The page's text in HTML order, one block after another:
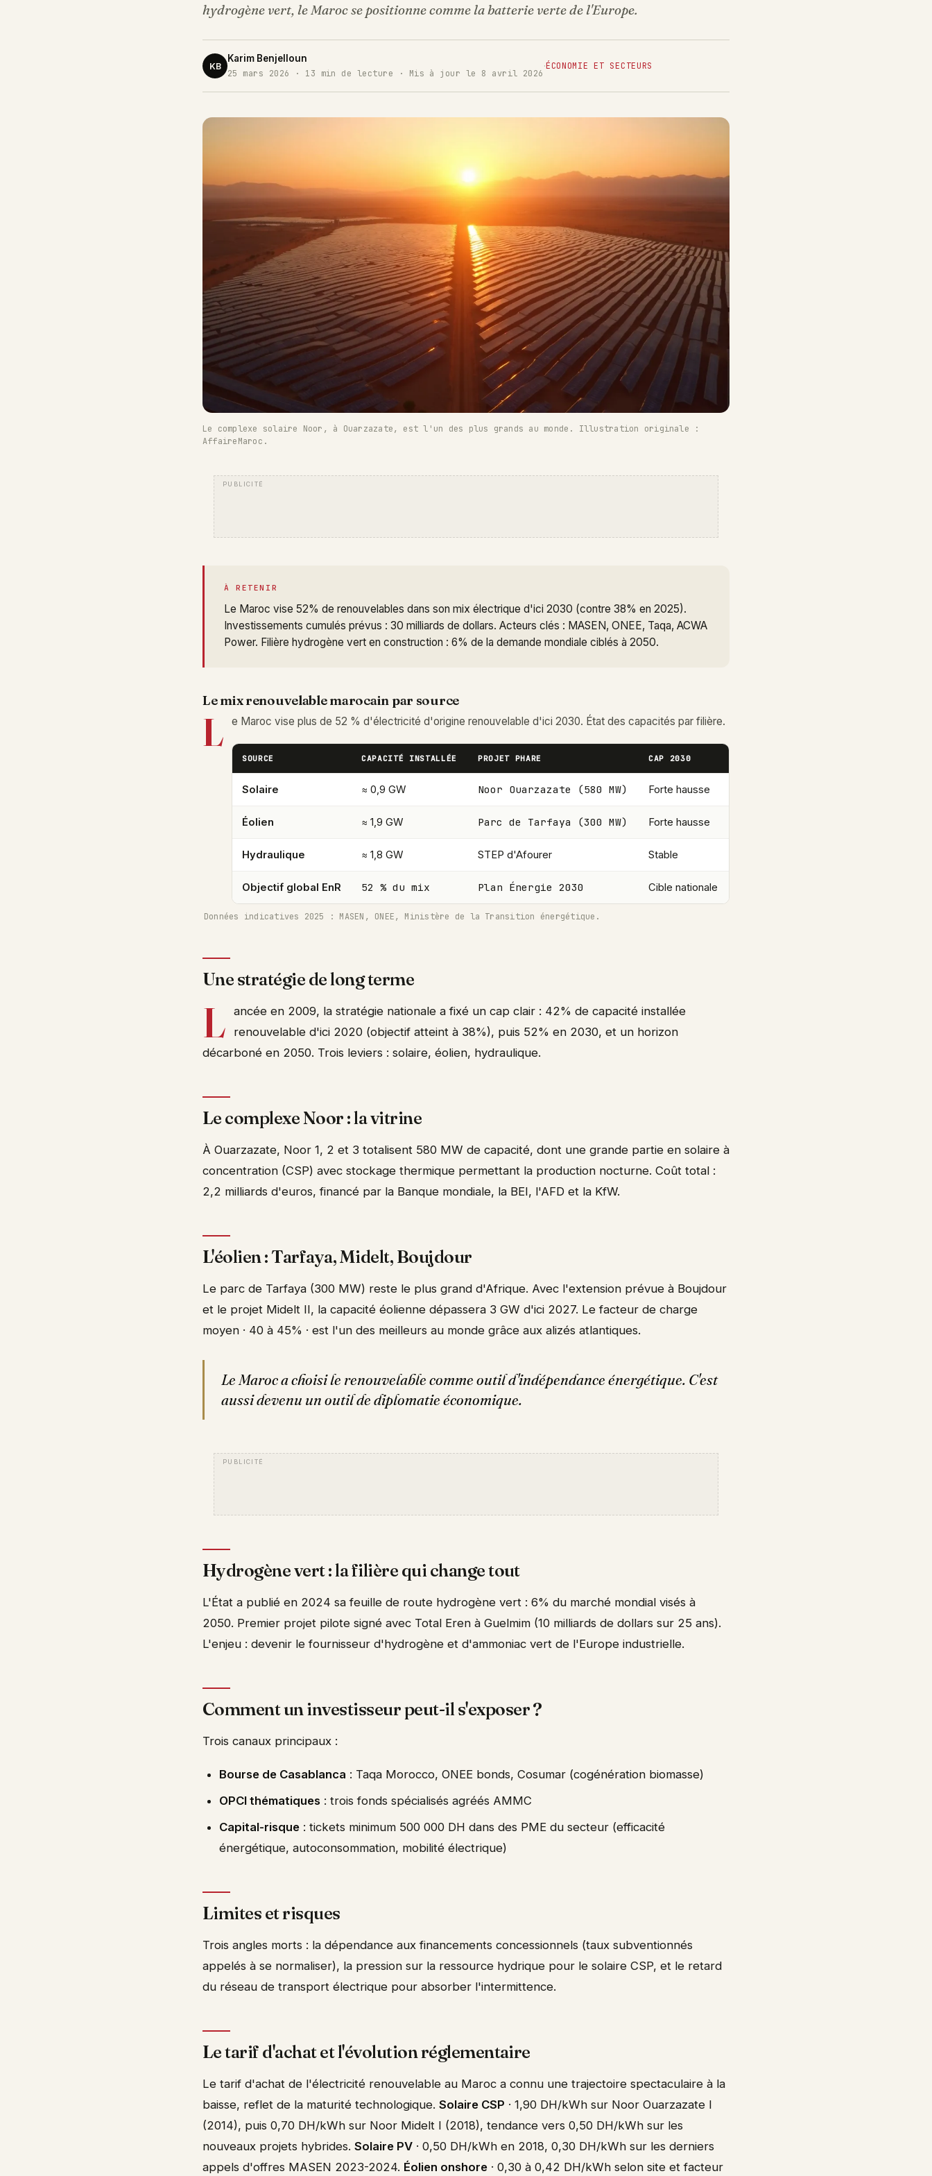
hydrogène vert, le Maroc se positionne comme la batterie verte de l'Europe.
KB
Karim Benjelloun
25 mars 2026 · 13 min de lecture · Mis à jour le 8 avril 2026
·ÉCONOMIE ET SECTEURS
Le complexe solaire Noor, à Ouarzazate, est l'un des plus grands au monde. Illustration originale :
AffaireMaroc.
À RETENIR
Le Maroc vise 52% de renouvelables dans son mix électrique d'ici 2030 (contre 38% en 2025).
Investissements cumulés prévus : 30 milliards de dollars. Acteurs clés : MASEN, ONEE, Taqa, ACWA
Power. Filière hydrogène vert en construction : 6% de la demande mondiale ciblés à 2050.
Le mix renouvelable marocain par source
L e Maroc vise plus de 52 % d'électricité d'origine renouvelable d'ici 2030. État des capacités par filière.
SOURCE CAPACITÉ INSTALLÉE PROJET PHARE CAP 2030
Solaire ≈ 0,9 GW Noor Ouarzazate (580 MW) Forte hausse
Éolien ≈ 1,9 GW Parc de Tarfaya (300 MW) Forte hausse
Hydraulique ≈ 1,8 GW STEP d'Afourer Stable
Objectif global EnR 52 % du mix Plan Énergie 2030 Cible nationale
Données indicatives 2025 : MASEN, ONEE, Ministère de la Transition énergétique.
Une stratégie de long terme
L ancée en 2009, la stratégie nationale a fixé un cap clair : 42% de capacité installée
renouvelable d'ici 2020 (objectif atteint à 38%), puis 52% en 2030, et un horizon
décarboné en 2050. Trois leviers : solaire, éolien, hydraulique.
Le complexe Noor : la vitrine
À Ouarzazate, Noor 1, 2 et 3 totalisent 580 MW de capacité, dont une grande partie en solaire à
concentration (CSP) avec stockage thermique permettant la production nocturne. Coût total :
2,2 milliards d'euros, financé par la Banque mondiale, la BEI, l'AFD et la KfW.
L'éolien : Tarfaya, Midelt, Boujdour
Le parc de Tarfaya (300 MW) reste le plus grand d'Afrique. Avec l'extension prévue à Boujdour
et le projet Midelt II, la capacité éolienne dépassera 3 GW d'ici 2027. Le facteur de charge
moyen · 40 à 45% · est l'un des meilleurs au monde grâce aux alizés atlantiques.
Le Maroc a choisi le renouvelable comme outil d'indépendance énergétique. C'est
aussi devenu un outil de diplomatie économique.
Hydrogène vert : la filière qui change tout
L'État a publié en 2024 sa feuille de route hydrogène vert : 6% du marché mondial visés à
2050. Premier projet pilote signé avec Total Eren à Guelmim (10 milliards de dollars sur 25 ans).
L'enjeu : devenir le fournisseur d'hydrogène et d'ammoniac vert de l'Europe industrielle.
Comment un investisseur peut-il s'exposer ?
Trois canaux principaux :
Bourse de Casablanca : Taqa Morocco, ONEE bonds, Cosumar (cogénération biomasse)
OPCI thématiques : trois fonds spécialisés agréés AMMC
Capital-risque : tickets minimum 500 000 DH dans des PME du secteur (efficacité
énergétique, autoconsommation, mobilité électrique)
Limites et risques
Trois angles morts : la dépendance aux financements concessionnels (taux subventionnés
appelés à se normaliser), la pression sur la ressource hydrique pour le solaire CSP, et le retard
du réseau de transport électrique pour absorber l'intermittence.
Le tarif d'achat et l'évolution réglementaire
Le tarif d'achat de l'électricité renouvelable au Maroc a connu une trajectoire spectaculaire à la
baisse, reflet de la maturité technologique. Solaire CSP · 1,90 DH/kWh sur Noor Ouarzazate I
(2014), puis 0,70 DH/kWh sur Noor Midelt I (2018), tendance vers 0,50 DH/kWh sur les
nouveaux projets hybrides. Solaire PV · 0,50 DH/kWh en 2018, 0,30 DH/kWh sur les derniers
appels d'offres MASEN 2023-2024. Éolien onshore · 0,30 à 0,42 DH/kWh selon site et facteur